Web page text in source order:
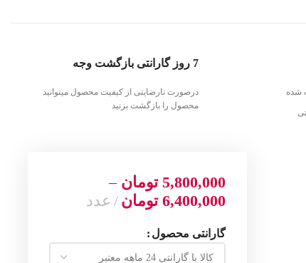
شده
7 روز گارانتی بازگشت وجه
درصورت نارضایتی از کیفیت محصول میتوانید
محصول را بازگشت بزنید
5,800,000 تومان –
6,400,000 تومان عدد
گارانتی محصول